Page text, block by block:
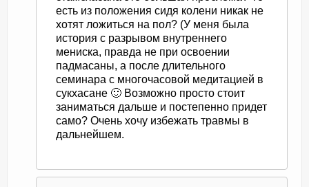
есть из положения сидя колени никак не
хотят ложиться на пол? (У меня была
история с разрывом внутреннего
мениска, правда не при освоении
падмасаны, а после длительного
семинара с многочасовой медитацией в
сукхасане 🙂 Возможно просто стоит
заниматься дальше и постепенно придет
само? Очень хочу избежать травмы в
дальнейшем.